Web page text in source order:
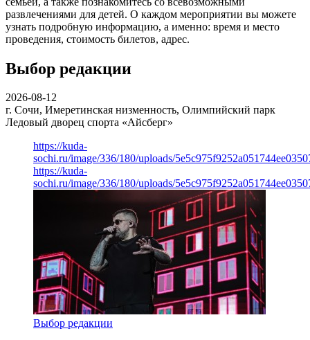
развлечениями для детей. О каждом мероприятии вы можете
узнать подробную информацию, а именно: время и место
проведения, стоимость билетов, адрес.
Выбор редакции
2026-08-12
г. Сочи, Имеретинская низменность, Олимпийский парк
Ледовый дворец спорта «Айсберг»
https://kuda-
sochi.ru/image/336/180/uploads/
https://kuda-
sochi.ru/image/336/180/uploads/
Выбор редакции